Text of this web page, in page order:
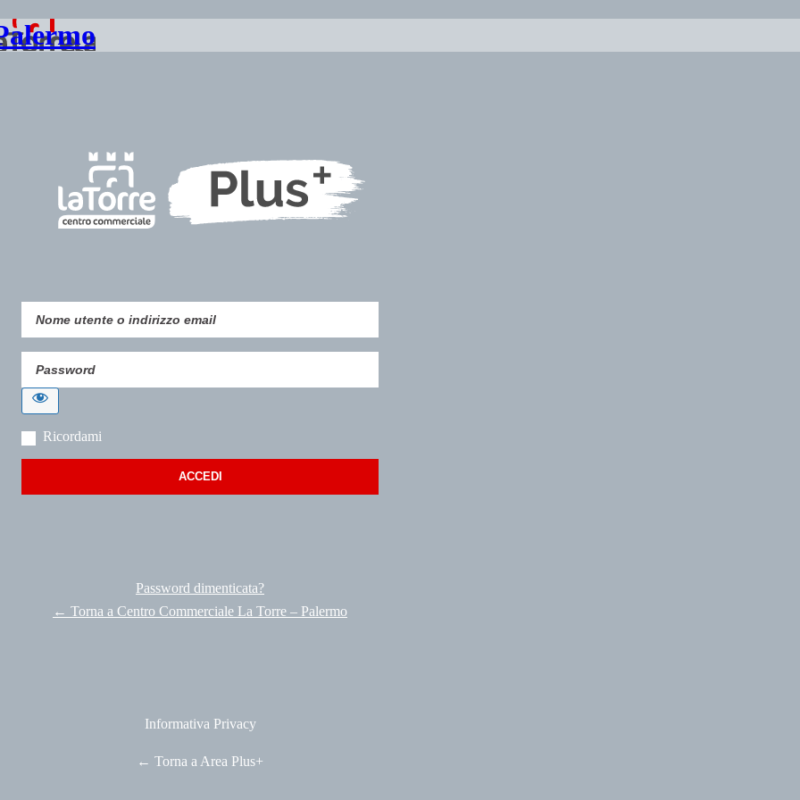
Ricordami
Password dimenticata?
← Torna a Centro Commerciale La Torre – Palermo
Informativa Privacy
← Torna a Area Plus+